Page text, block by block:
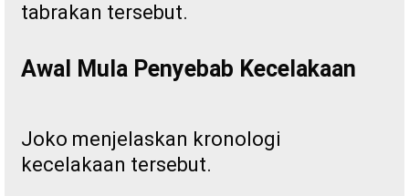
tabrakan tersebut.
Awal Mula Penyebab Kecelakaan
Joko menjelaskan kronologi
kecelakaan tersebut.